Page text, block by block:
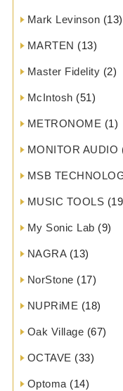
Mark Levinson (13)
MARTEN (13)
Master Fidelity (2)
McIntosh (51)
METRONOME (1)
MONITOR AUDIO
MSB
MUSIC TOOLS
My Sonic Lab (9)
NAGRA(13)
NorStone (17)
NUPRiME (18)
Oak Village (67)
OCTAVE (33)
Optoma (14)